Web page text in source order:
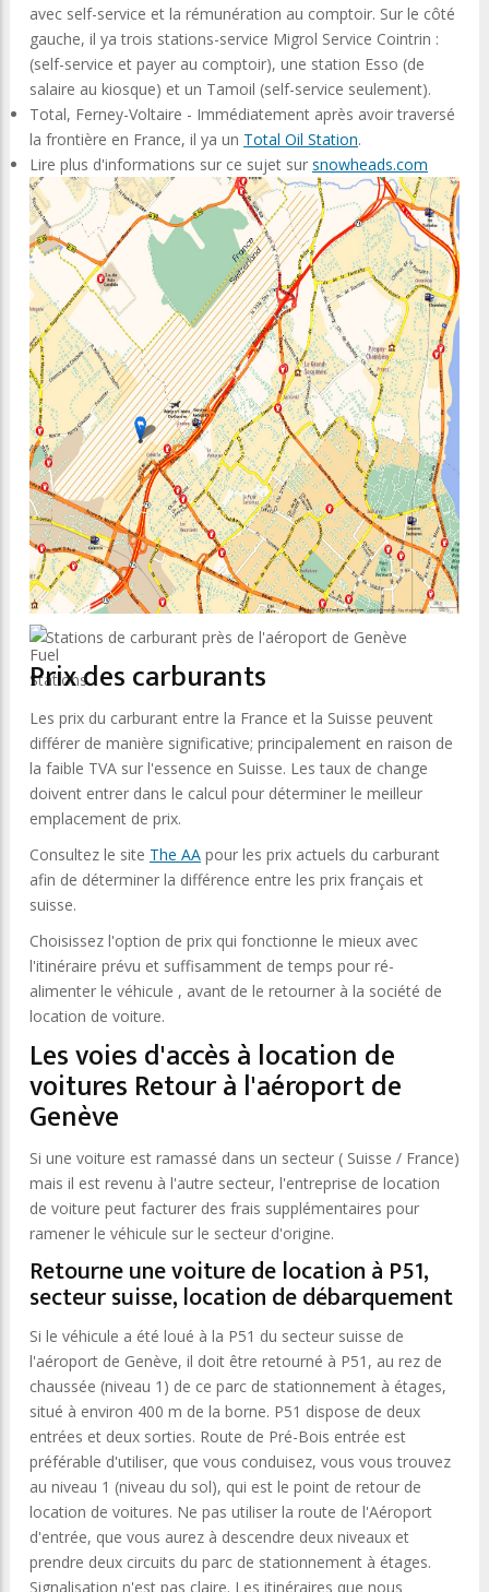
avec self-service et la rémunération au comptoir. Sur le côté
gauche, il ya trois stations-service Migrol Service Cointrin :
(self-service et payer au comptoir), une station Esso (de
salaire au kiosque) et un Tamoil (self-service seulement).
Total, Ferney-Voltaire - Immédiatement après avoir traversé
la frontière en France, il ya un Total Oil Station.
Lire plus d'informations sur ce sujet sur snowheads.com
Stations de carburant près de l'aéroport de Genève
Prix des carburants
Les prix du carburant entre la France et la Suisse peuvent
différer de manière significative; principalement en raison de
la faible TVA sur l'essence en Suisse. Les taux de change
doivent entrer dans le calcul pour déterminer le meilleur
emplacement de prix.
Consultez le site The AA pour les prix actuels du carburant
afin de déterminer la différence entre les prix français et
suisse.
Choisissez l'option de prix qui fonctionne le mieux avec
l'itinéraire prévu et suffisamment de temps pour ré-
alimenter le véhicule , avant de le retourner à la société de
location de voiture.
Les voies d'accès à location de
voitures Retour à l'aéroport de
Genève
Si une voiture est ramassé dans un secteur ( Suisse / France)
mais il est revenu à l'autre secteur, l'entreprise de location
de voiture peut facturer des frais supplémentaires pour
ramener le véhicule sur le secteur d'origine.
Retourne une voiture de location à P51,
secteur suisse, location de débarquement
Si le véhicule a été loué à la P51 du secteur suisse de
l'aéroport de Genève, il doit être retourné à P51, au rez de
chaussée (niveau 1) de ce parc de stationnement à étages,
situé à environ 400 m de la borne. P51 dispose de deux
entrées et deux sorties. Route de Pré-Bois entrée est
préférable d'utiliser, que vous conduisez, vous vous trouvez
au niveau 1 (niveau du sol), qui est le point de retour de
location de voitures. Ne pas utiliser la route de l'Aéroport
d'entrée, que vous aurez à descendre deux niveaux et
prendre deux circuits du parc de stationnement à étages.
Signalisation n'est pas claire. Les itinéraires que nous